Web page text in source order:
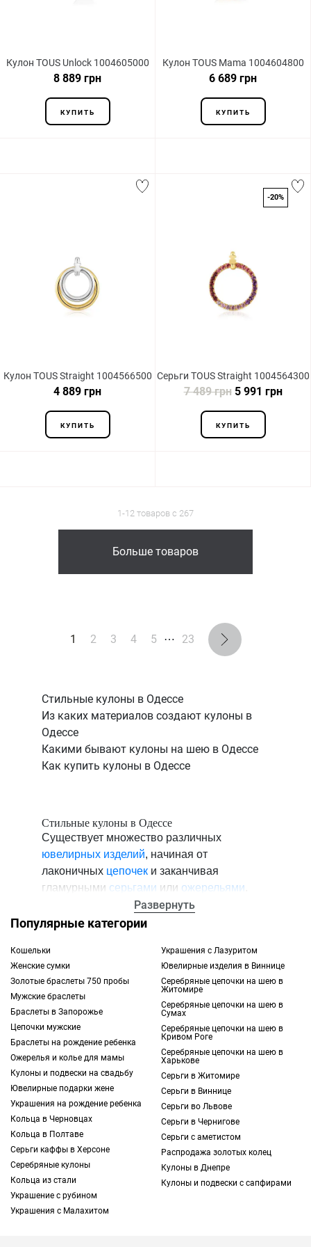
Кулон TOUS Unlock 1004605000
8 889 грн
КУПИТЬ
Кулон TOUS Mama 1004604800
6 689 грн
КУПИТЬ
Кулон TOUS Straight 1004566500
4 889 грн
КУПИТЬ
-20%
Серьги TOUS Straight 1004564300
7 489 грн5 991 грн
КУПИТЬ
1-12 товаров с 267
Больше товаров
1 2 3 4 5 ⋯ 23
Стильные кулоны в Одессе
Из каких материалов создают кулоны в
Одессе
Какими бывают кулоны на шею в Одессе
Как купить кулоны в Одессе
Стильные кулоны в Одессе
Существует множество различных
ювелирных изделий, начиная от
лаконичных цепочек и заканчивая
гламурными серьгами или ожерельями
Однако существуют изысканные
украшения в виде небольших элементов,
основаниях. Речь про изящные кулоны,
представленные разнообразными
моделями с разными дизайнами. Это
разновидность подвесок, предназначенных
для ношения на шее. Решив кулон купить в
Одессе, изучите каталог интернет-магазина
TOUS, а затем оформите заказ с доставкой.
Из каких материалов создают кулоны в Одессе
Большинство ювелирных изделий этого
типа изготавливаются мастерами из
драгоценных металлов:
стерлингового серебра ;
желтого или белого
золота:
серебра с покрытием 18-каратным золотом
(розовым или желтым).
Развернуть
Популярные категории
Кошельки
Женские сумки
Золотые браслеты 750 пробы
Мужские браслеты
Браслеты в Запорожье
Цепочки мужские
Браслеты на рождение ребенка
Ожерелья и колье для мамы
Кулоны и подвески на свадьбу
Ювелирные подарки жене
Украшения на рождение ребенка
Кольца в Черновцах
Кольца в Полтаве
Серьги каффы в Херсоне
Серебряные кулоны
Кольца из стали
Украшение с рубином
Украшения с Малахитом
Украшения с Лазуритом
Ювелирные изделия в Виннице
Серебряные цепочки на шею в
Житомире
Серебряные цепочки на шею в
Сумах
Серебряные цепочки на шею в
Кривом Роге
Серебряные цепочки на шею в
Харькове
Серьги в Житомире
Серьги в Виннице
Серьги во Львове
Серьги в Чернигове
Серьги с аметистом
Распродажа золотых колец
Кулоны в Днепре
Кулоны и подвески с сапфирами